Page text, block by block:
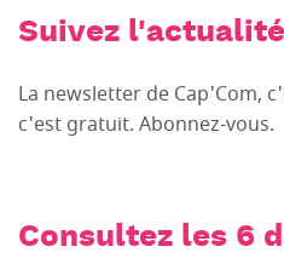
Suivez l'actualité
La newsletter de Cap'Com,
c'est gratuit. Abonnez-vous.
Consultez les 6